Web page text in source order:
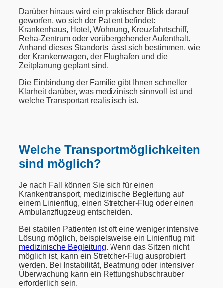
Darüber hinaus wird ein praktischer Blick darauf
geworfen, wo sich der Patient befindet:
Krankenhaus, Hotel, Wohnung, Kreuzfahrtschiff,
Reha-Zentrum oder vorübergehender Aufenthalt.
Anhand dieses Standorts lässt sich bestimmen, wie
der Krankenwagen, der Flughafen und die
Zeitplanung geplant sind.
Die Einbindung der Familie gibt Ihnen schneller
Klarheit darüber, was medizinisch sinnvoll ist und
welche Transportart realistisch ist.
Welche Transportmöglichkeiten
sind möglich?
Je nach Fall können Sie sich für einen
Krankentransport, medizinische Begleitung auf
einem Linienflug, einen Stretcher-Flug oder einen
Ambulanzflugzeug entscheiden.
Bei stabilen Patienten ist oft eine weniger intensive
Lösung möglich, beispielsweise ein Linienflug mit
medizinische Begleitung. Wenn das Sitzen nicht
möglich ist, kann ein Stretcher-Flug ausprobiert
werden. Bei Instabilität, Beatmung oder intensiver
Überwachung kann ein Rettungshubschrauber
erforderlich sein.